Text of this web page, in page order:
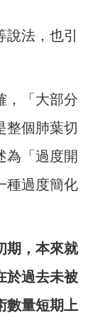
法，也引
，「大部分
整個肺葉切
為「過度開
種過度簡化
期，本來就
於過去未被
數量短期上